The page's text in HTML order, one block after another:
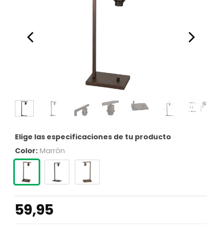
Elige las especificaciones de tu producto
Color: Marrón
59,95